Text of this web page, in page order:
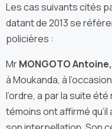
Les cas suivants cités
datant de 2013 se
policières :
MrMONGOTO Antoine,
à Moukanda, à
l’ordre, a par la suite
témoins ont affirmé